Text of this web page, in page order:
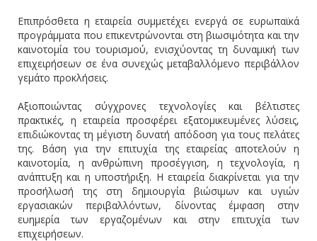
Επιπρόσθετα η εταιρεία συμμετέχει ενεργά σε ευρωπαϊκά
προγράμματα που επικεντρώνονται στη βιωσιμότητα και την
καινοτομία του τουρισμού, ενισχύοντας τη δυναμική των
επιχειρήσεων σε ένα συνεχώς μεταβαλλόμενο περιβάλλον
γεμάτο προκλήσεις.
Αξιοποιώντας σύγχρονες τεχνολογίες και βέλτιστες
πρακτικές, η εταιρεία προσφέρει εξατομικευμένες λύσεις,
επιδιώκοντας τη μέγιστη δυνατή απόδοση για τους πελάτες
της. Βάση για την επιτυχία της εταιρείας αποτελούν η
καινοτομία, η ανθρώπινη προσέγγιση, η τεχνολογία, η
ανάπτυξη και η υποστήριξη. Η εταιρεία διακρίνεται για την
προσήλωσή της στη δημιουργία βιώσιμων και υγιών
εργασιακών περιβαλλόντων, δίνοντας έμφαση στην
ευημερία των εργαζομένων και στην επιτυχία των
επιχειρήσεων.